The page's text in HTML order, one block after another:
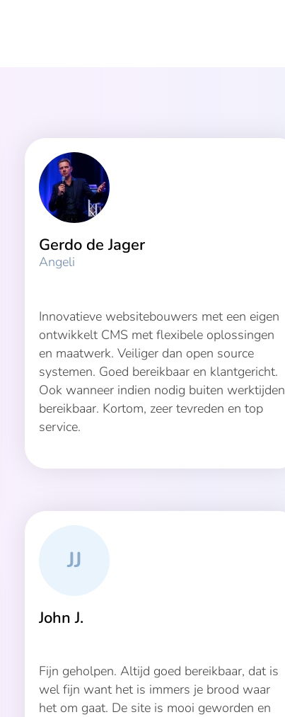
Gerdo de Jager
Angeli
Innovatieve websitebouwers met een eigen
ontwikkelt CMS met flexibele oplossingen
en maatwerk. Veiliger dan open source
systemen. Goed bereikbaar en klantgericht.
Ook wanneer indien nodig buiten werktijden
bereikbaar. Kortom, zeer tevreden en top
service.
JJ
John J.
Fijn geholpen. Altijd goed bereikbaar, dat is
wel fijn want het is immers je brood waar
het om gaat. De site is mooi geworden en